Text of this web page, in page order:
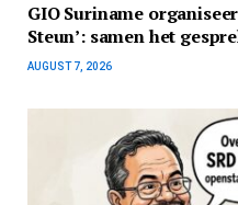
GIO Suriname
Steun’: samen het
AUGUST 7, 2026